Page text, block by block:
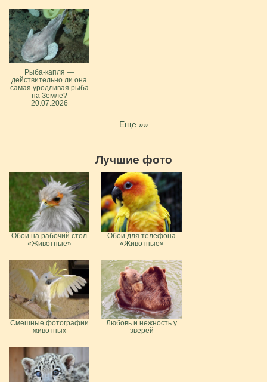
Рыба-капля —
действительно ли она
самая уродливая рыба
на Земле?
20.07.2026
Еще »»
Лучшие фото
Обои на рабочий стол
«Животные»
Обои для телефона
«Животные»
Смешные фотографии
животных
Любовь и нежность у
зверей